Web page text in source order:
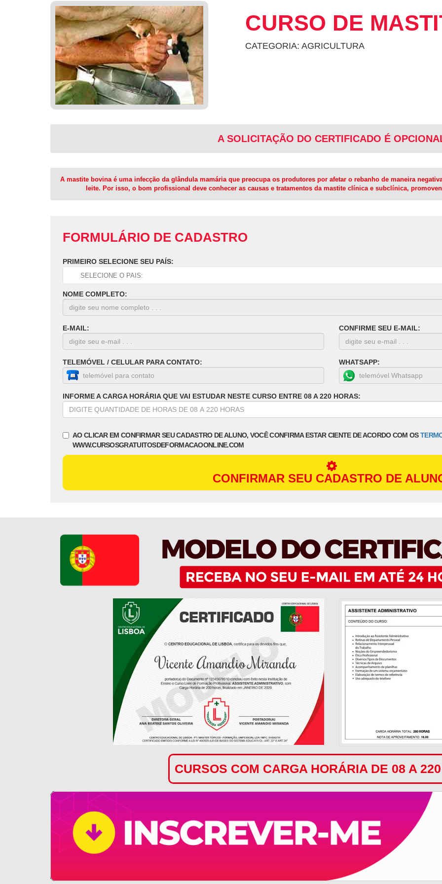
CURSO DE
CATEGORIA: AGRICULTURA
A SOLICITAÇÃO DO CERTIFICADO É
A mastite bovina é uma infecção da glândula mamária que preocupa os produtores por afetar o rebanho de maneira
leite. Por isso, o bom profissional deve conhecer as causas e tratamentos da mastite clínica e subclínica,
FORMULÁRIO DE CADASTRO
PRIMEIRO SELECIONE SEU PAÍS:
NOME COMPLETO:
E-MAIL: CONFIRME SEU E-MAIL:
TELEMÓVEL / CELULAR PARA CONTATO: WHATSAPP:
INFORME A CARGA HORÁRIA QUE VAI ESTUDAR NESTE CURSO ENTRE 08 A 220 HORAS:
AO CLICAR EM CONFIRMAR SEU CADASTRO DE ALUNO, VOCÊ CONFIRMA ESTAR CIENTE DE ACORDO COM OS
WWW.CURSOSGRATUITOSDEFORMACAOONLINE.COM
CONFIRMAR SEU CADASTRO DE
CURSOS COM CARGA HORÁRIA DE 08 A